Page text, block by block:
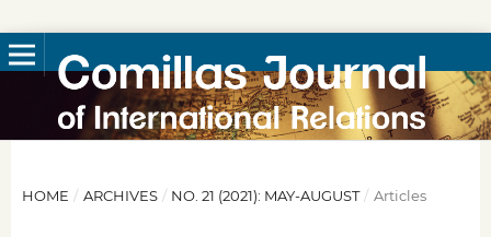
HOME / ARCHIVES / NO. 21 (2021): MAY-AUGUST / Articles